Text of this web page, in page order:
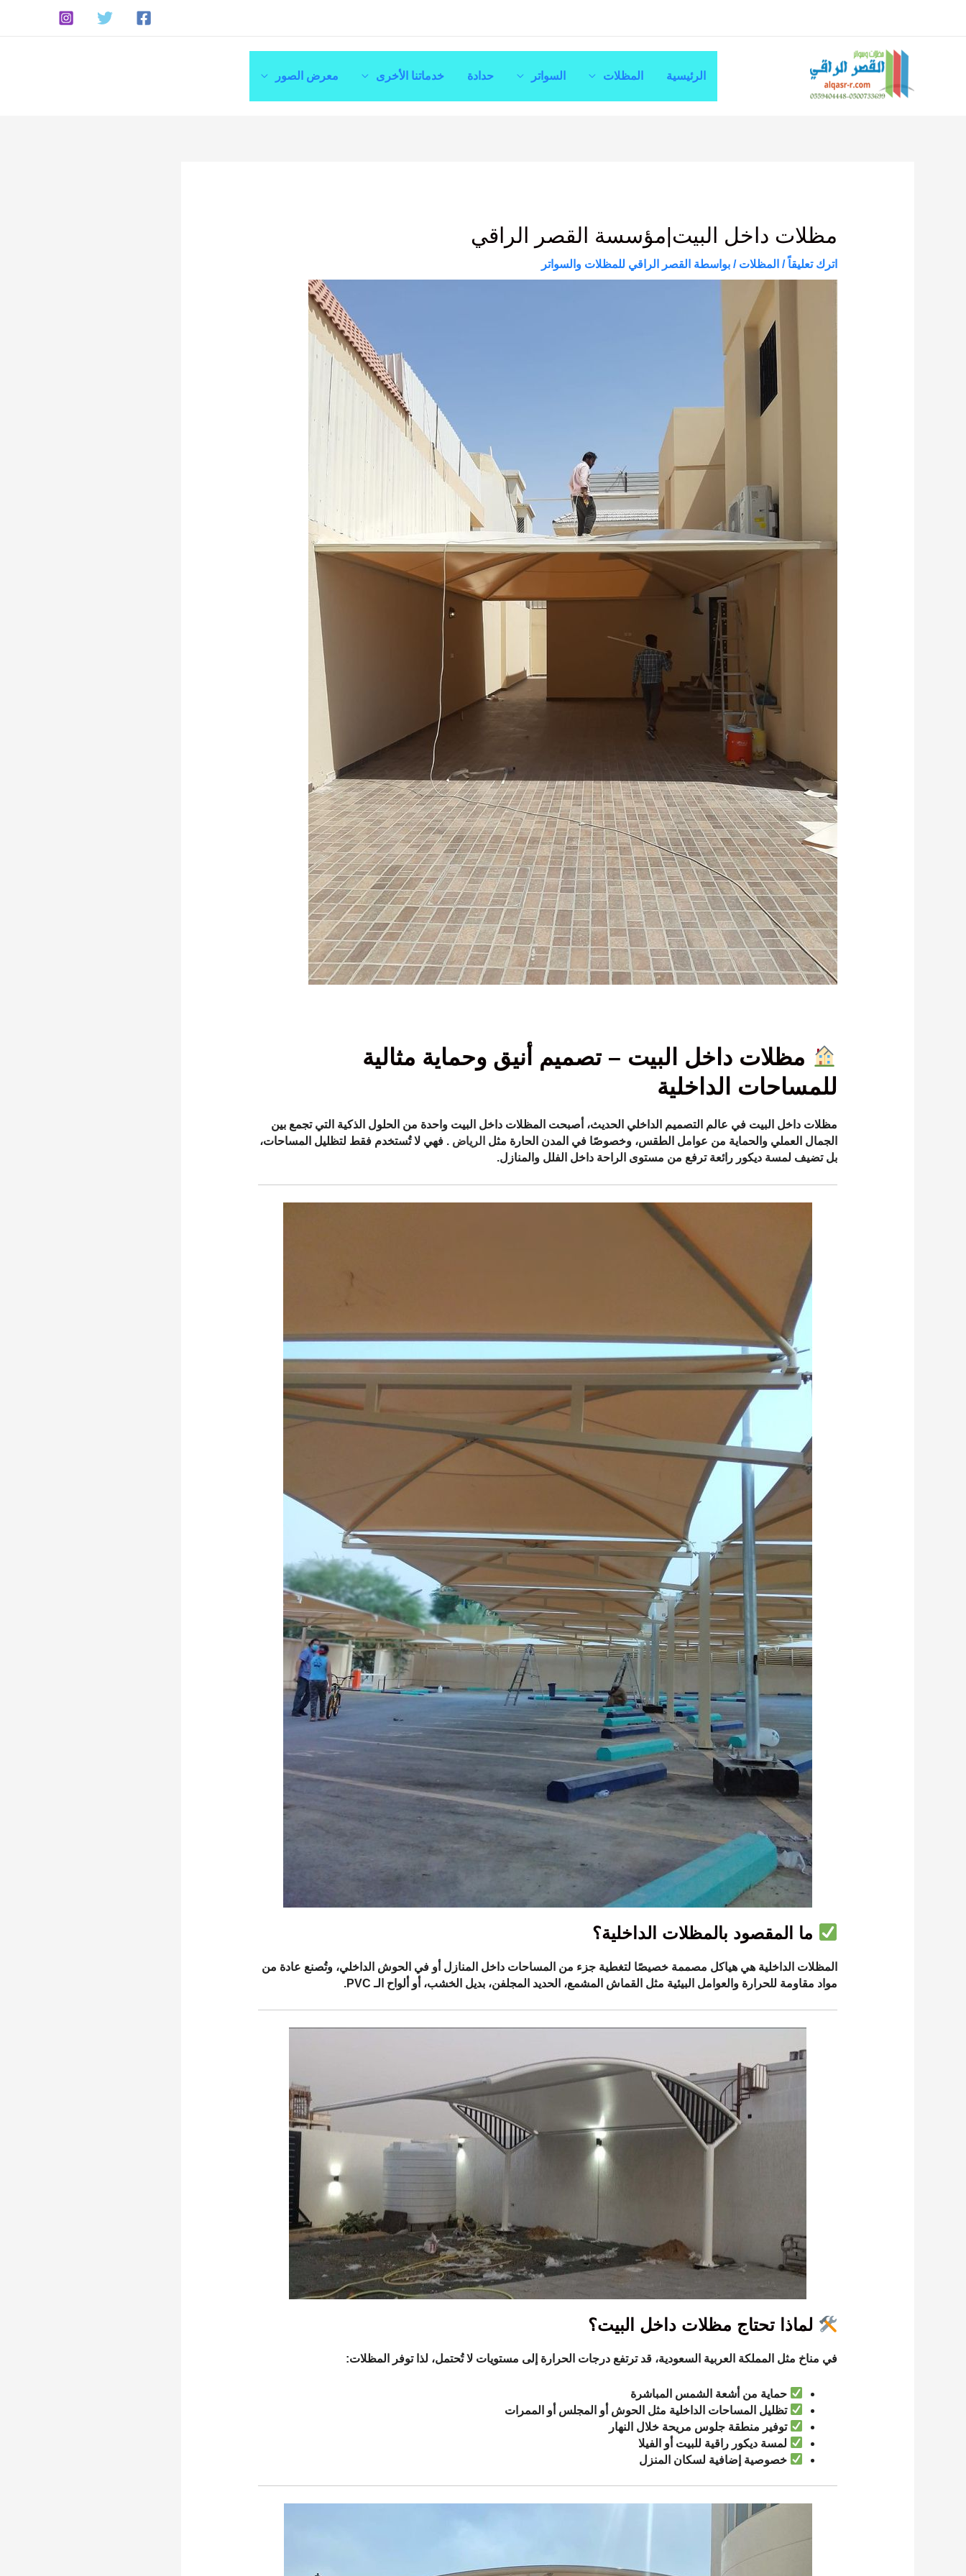
الرئيسية المظلات السواتر حدادة خدماتنا الأخرى معرض الصور
مظلات داخل البيت|مؤسسة القصر الراقي
اترك تعليقاً / المظلات / بواسطة القصر الراقي للمظلات والسواتر
مظلات داخل البيت – تصميم أنيق وحماية مثالية
للمساحات الداخلية
مظلات داخل البيت في عالم التصميم الداخلي الحديث، أصبحت المظلات داخل البيت واحدة من الحلول الذكية التي تجمع بين
الجمال العملي والحماية من عوامل الطقس، وخصوصًا في المدن الحارة مثل الرياض . فهي لا تُستخدم فقط لتظليل المساحات،
بل تضيف لمسة ديكور رائعة ترفع من مستوى الراحة داخل الفلل والمنازل.
ما المقصود بالمظلات الداخلية؟
المظلات الداخلية هي هياكل مصممة خصيصًا لتغطية جزء من المساحات داخل المنازل أو في الحوش الداخلي، وتُصنع عادة من
مواد مقاومة للحرارة والعوامل البيئية مثل القماش المشمع، الحديد المجلفن، بديل الخشب، أو ألواح الـ PVC.
لماذا تحتاج مظلات داخل البيت؟
في مناخ مثل المملكة العربية السعودية، قد ترتفع درجات الحرارة إلى مستويات لا تُحتمل، لذا توفر المظلات:
حماية من أشعة الشمس المباشرة
تظليل المساحات الداخلية مثل الحوش أو المجلس أو الممرات
توفير منطقة جلوس مريحة خلال النهار
لمسة ديكور راقية للبيت أو الفيلا
خصوصية إضافية لسكان المنزل